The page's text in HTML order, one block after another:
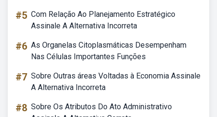
#5 Com Relação Ao Planejamento Estratégico
Assinale A Alternativa Incorreta
#6 As Organelas Citoplasmáticas Desempenham
Nas Células Importantes Funções
#7 Sobre Outras áreas Voltadas à Economia Assinale
A Alternativa Incorreta
#8 Sobre Os Atributos Do Ato Administrativo